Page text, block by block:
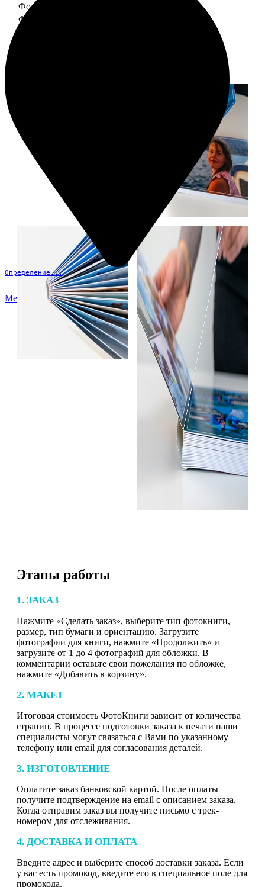
Определение...
Меню
ФотоКнига "Слим" 20x30
ФотоКнига "Слим" 25x25
Этапы работы
1. ЗАКАЗ
Нажмите «Сделать заказ», выберите тип фотокниги,
размер, тип бумаги и ориентацию. Загрузите
фотографии для книги, нажмите «Продолжить» и
загрузите от 1 до 4 фотографий для обложки. В
комментарии оставьте свои пожелания по обложке,
нажмите «Добавить в корзину».
2. МАКЕТ
Итоговая стоимость ФотоКниги зависит от количества
страниц. В процессе подготовки заказа к печати наши
специалисты могут связаться с Вами по указанному
телефону или email для согласования деталей.
3. ИЗГОТОВЛЕНИЕ
Оплатите заказ банковской картой. После оплаты
получите подтверждение на email с описанием заказа.
Когда отправим заказ вы получите письмо с трек-
номером для отслеживания.
4. ДОСТАВКА И ОПЛАТА
Введите адрес и выберите способ доставки заказа. Если
у вас есть промокод, введите его в специальное поле для
промокода.